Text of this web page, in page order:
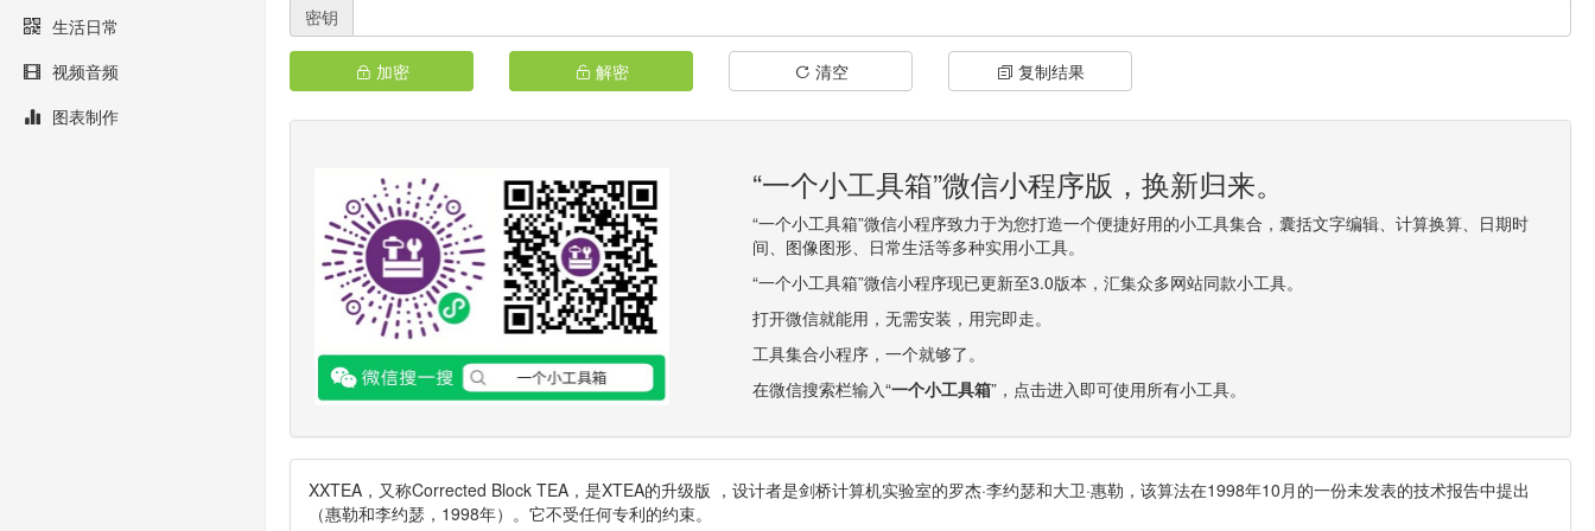
生活日常
视频音频
图表制作
密钥
加密 解密 清空 复制结果
“一个小工具箱”微信小程序版，换新归来。
“一个小工具箱”微信小程序致力于为您打造一个便捷好用的小工具集合，囊括文字编辑、计算换算、日期时
间、图像图形、日常生活等多种实用小工具。
“一个小工具箱”微信小程序现已更新至3.0版本，汇集众多网站同款小工具。
打开微信就能用，无需安装，用完即走。
工具集合小程序，一个就够了。
在微信搜索栏输入“一个小工具箱”，点击进入即可使用所有小工具。
XXTEA，又称Corrected Block TEA，是XTEA的升级版 ，设计者是剑桥计算机实验室的罗杰·李约瑟和大卫·惠勒，该算法在1998年10月的一份未发表的技术报告中提出
（惠勒和李约瑟，1998年）。它不受任何专利的约束。